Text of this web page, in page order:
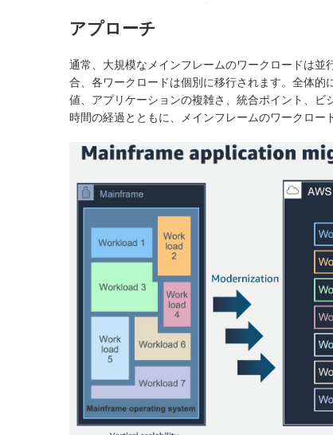
アプローチ
通常、大規模なメインフレームのワークロードは
合、各ワークロードは個別に移行されます。全体
値、アプリケーションの複雑さ、統合ポイント、ビ
時間の経過とともに、メインフレームのワークロー